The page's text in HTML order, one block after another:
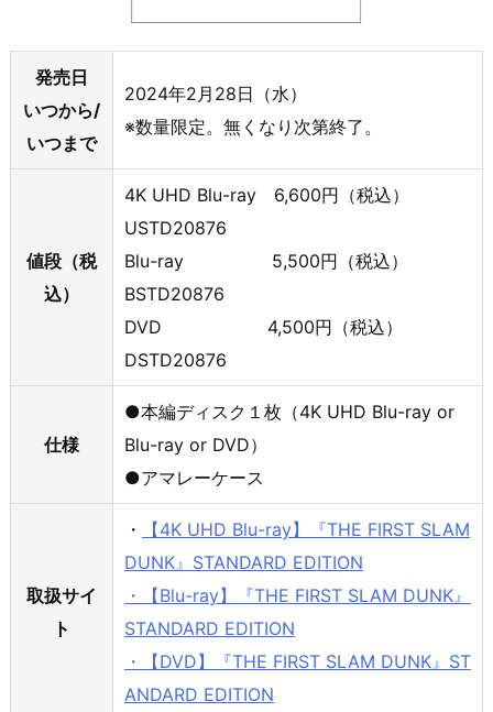
発売日
いつから/
いつまで
2024年2月28日（水）
※数量限定。無くなり次第終了。
値段（税
込）
4K UHD Blu-ray 6,600円（税込）
USTD20876
Blu-ray 5,500円（税込）
BSTD20876
DVD 4,500円（税込）
DSTD20876
仕様
●本編ディスク１枚（4K UHD Blu-ray or
Blu-ray or DVD）
●アマレーケース
取扱サイ
ト
・
【4K UHD Blu-ray】『THE FIRST SLAM
DUNK』STANDARD EDITION
・【Blu-ray】『THE FIRST SLAM DUNK』
STANDARD EDITION
・【DVD】『THE FIRST SLAM DUNK』ST
ANDARD EDITION